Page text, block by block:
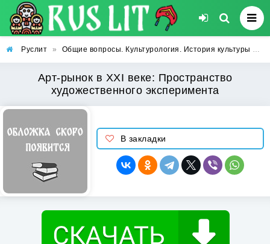
Руслит » Общие вопросы. Культурология. История культуры »
Арт-рынок в XXI веке: Пространство
художественного эксперимента
В закладки